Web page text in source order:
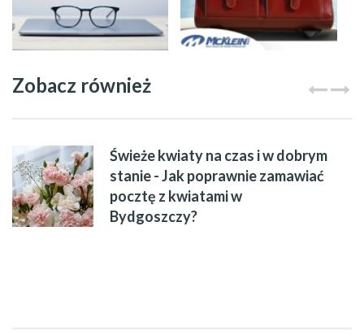
Zobacz również
Świeże kwiaty na czas i w dobrym
stanie - Jak poprawnie zamawiać
pocztę z kwiatami w
Bydgoszczy?